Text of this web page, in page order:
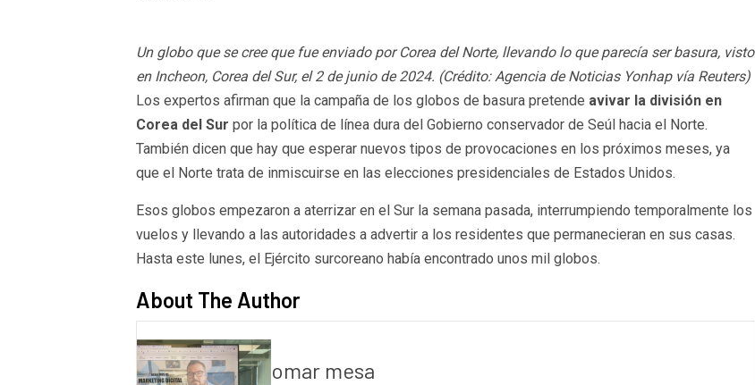
Un globo que se cree que fue enviado por Corea del Norte, llevando lo que parecía ser basura, visto
en Incheon, Corea del Sur, el 2 de junio de 2024. (Crédito: Agencia de Noticias Yonhap vía Reuters)
Los expertos afirman que la campaña de los globos de basura pretende avivar la división en
Corea del Sur por la política de línea dura del Gobierno conservador de Seúl hacia el Norte.
También dicen que hay que esperar nuevos tipos de provocaciones en los próximos meses, ya
que el Norte trata de inmiscuirse en las elecciones presidenciales de Estados Unidos.
Esos globos empezaron a aterrizar en el Sur la semana pasada, interrumpiendo temporalmente los
vuelos y llevando a las autoridades a advertir a los residentes que permanecieran en sus casas.
Hasta este lunes, el Ejército surcoreano había encontrado unos mil globos.
About The Author
omar mesa